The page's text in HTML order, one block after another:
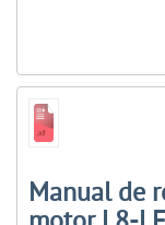
Manual de